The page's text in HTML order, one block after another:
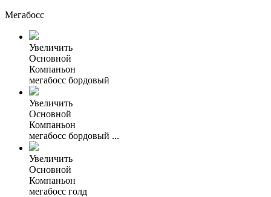
Мегабосс
Увеличить
Основной
Компаньон
мегабосс бордовый
Увеличить
Основной
Компаньон
мегабосс бордовый ...
Увеличить
Основной
Компаньон
мегабосс голд